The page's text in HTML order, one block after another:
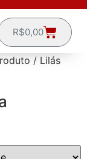
R$0,00
/ Lilás